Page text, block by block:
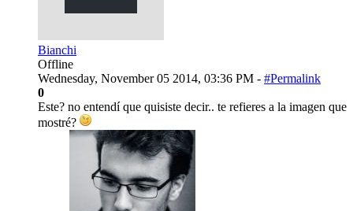
Bianchi
Offline
Wednesday, November 05 2014, 03:36 PM - #Permalink
0
Este? no entendí que quisiste decir.. te refieres a la imagen que
mostré?